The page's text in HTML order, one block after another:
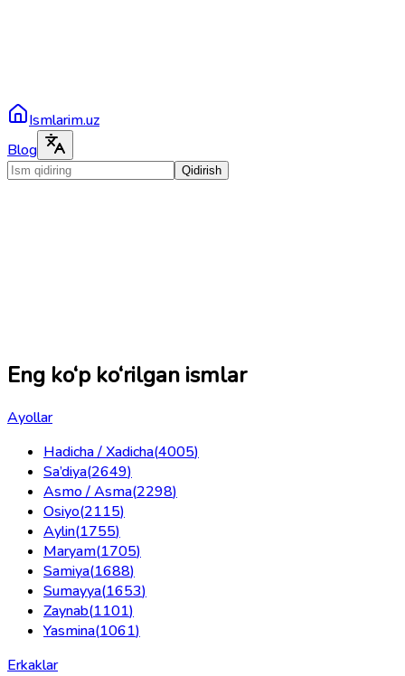
Ismlarim.uz
Blog
Qidirish
Eng ko‘p ko‘rilgan ismlar
Ayollar
Hadicha / Xadicha(4005)
Sa’diya(2649)
Asmo / Asma(2298)
Osiyo(2115)
Aylin(1755)
Maryam(1705)
Samiya(1688)
Sumayya(1653)
Zaynab(1101)
Yasmina(1061)
Erkaklar